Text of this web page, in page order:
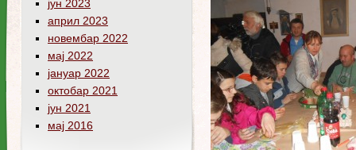
јун 2023
април 2023
новембар 2022
мај 2022
јануар 2022
октобар 2021
јун 2021
мај 2016